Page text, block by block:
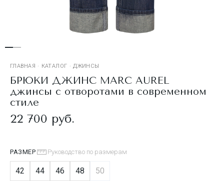
ГЛАВНАЯ · КАТАЛОГ · ДЖИНСЫ
БРЮКИ ДЖИНС MARC AUREL
джинсы с отворотами в современном
стиле
22 700 руб.
РАЗМЕР Руководство по размерам
42 44 46 48 50